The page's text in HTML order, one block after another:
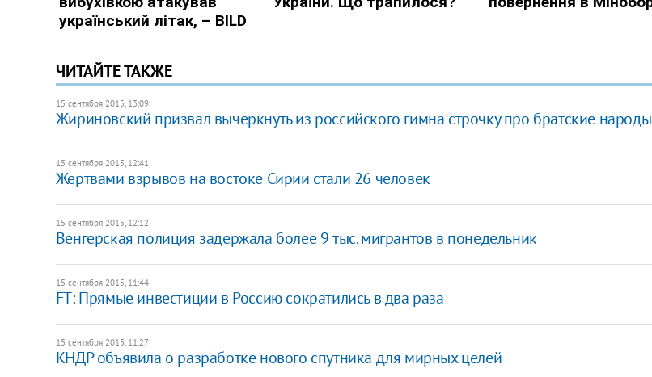
ЧИТАЙТЕ ТАКЖЕ
15 сентября 2015, 13:09
​Жириновский призвал вычеркнуть из российского гимна строчку про братские народы
15 сентября 2015, 12:41
Жертвами взрывов на востоке Сирии стали 26 человек
15 сентября 2015, 12:12
Венгерская полиция задержала более 9 тыс. мигрантов в понедельник
15 сентября 2015, 11:44
FT: Прямые инвестиции в Россию сократились в два раза
15 сентября 2015, 11:27
КНДР объявила о разработке нового спутника для мирных целей